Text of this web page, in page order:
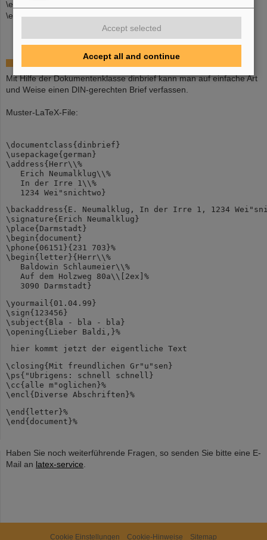
\end{letter}
\end{document}
Mit Hilfe der Dokumentenklasse dinbrief kann man auf einfache Art
und Weise einen DIN-gerechten Brief verfassen.
Muster-LaTeX-File:
\documentclass{dinbrief}
\usepackage{german}
\address{Herr\\%
   Erich Neumalklug\\%
   In der Irre 1\\%
   1234 Wei"snichtwo}
\backaddress{E. Neumalklug, In der Irre 1, 1234
\signature{Erich Neumalklug}
\place{Darmstadt}
\begin{document}
\phone{06151}{231 703}%
\begin{letter}{Herr\\%
   Baldowin Schlaumeier\\%
   Auf dem Holzweg 80a\\[2ex]%
   3090 Darmstadt}
\yourmail{01.04.99}
\sign{123456}
\subject{Bla - bla - bla}
\opening{Lieber Baldi,}%
hier kommt jetzt der eigentliche Text
\closing{Mit freundlichen Gr"u"sen}
\ps{"Ubrigens: schnell schnell}
\cc{alle m"oglichen}%
\encl{Diverse Abschriften}%
\end{letter}%
\end{document}%
Haben Sie noch weiterführende Fragen, so senden Sie bitte eine E-
Mail an latex-service
Cookie Einstellungen Cookie-Hinweise Sitemap
Accept selected
Accept all and continue